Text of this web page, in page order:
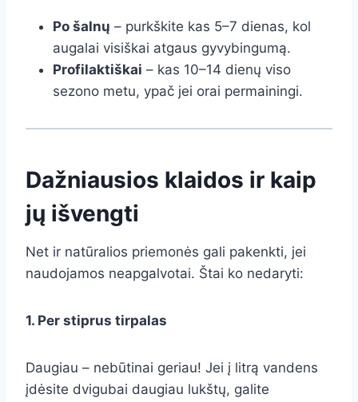
Po šalnų – purkškite kas 5–7 dienas, kol
augalai visiškai atgaus gyvybingumą.
Profilaktiškai – kas 10–14 dienų viso
sezono metu, ypač jei orai permainingi.
Dažniausios klaidos ir kaip
jų išvengti
Net ir natūralios priemonės gali pakenkti, jei
naudojamos neapgalvotai. Štai ko nedaryti:
1. Per stiprus tirpalas
Daugiau – nebūtinai geriau! Jei į litrą vandens
įdėsite dvigubai daugiau lukštų, galite